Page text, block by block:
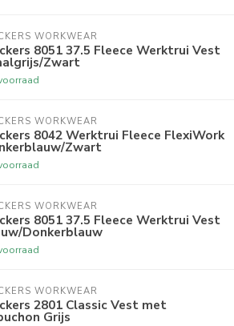
WORKWEAR
8051 37.5 Fleece Werktrui Vest
Zwart
WORKWEAR
8042 Werktrui Fleece FlexiWork
Zwart
WORKWEAR
8051 37.5 Fleece Werktrui Vest
Donkerblauw
WORKWEAR
2801 Classic Vest met
Grijs